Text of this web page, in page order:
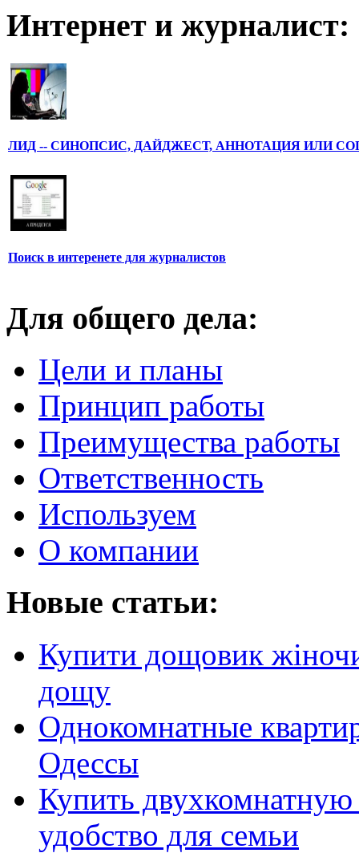
Интернет и журналист:
ЛИД -- СИНОПСИС, ДАЙДЖЕСТ, АННОТАЦИЯ ИЛИ
Поиск в интеренете для журналистов
Для общего дела:
Цели и планы
Принцип работы
Преимущества работы
Ответственность
Используем
О компании
Новые статьи:
Купити дощовик
дощу
Однокомнатные
Одессы
Купить
удобство для семьи